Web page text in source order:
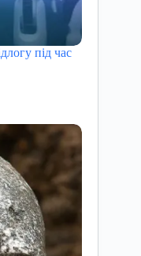
під час